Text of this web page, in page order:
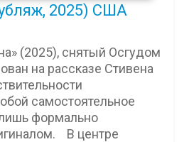
2025) США
(2025), снятый Осгудом
на рассказе Стивена
самостоятельное
формально
В центре